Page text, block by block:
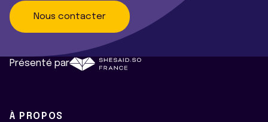
Nous contacter
Présenté par
À PROPOS